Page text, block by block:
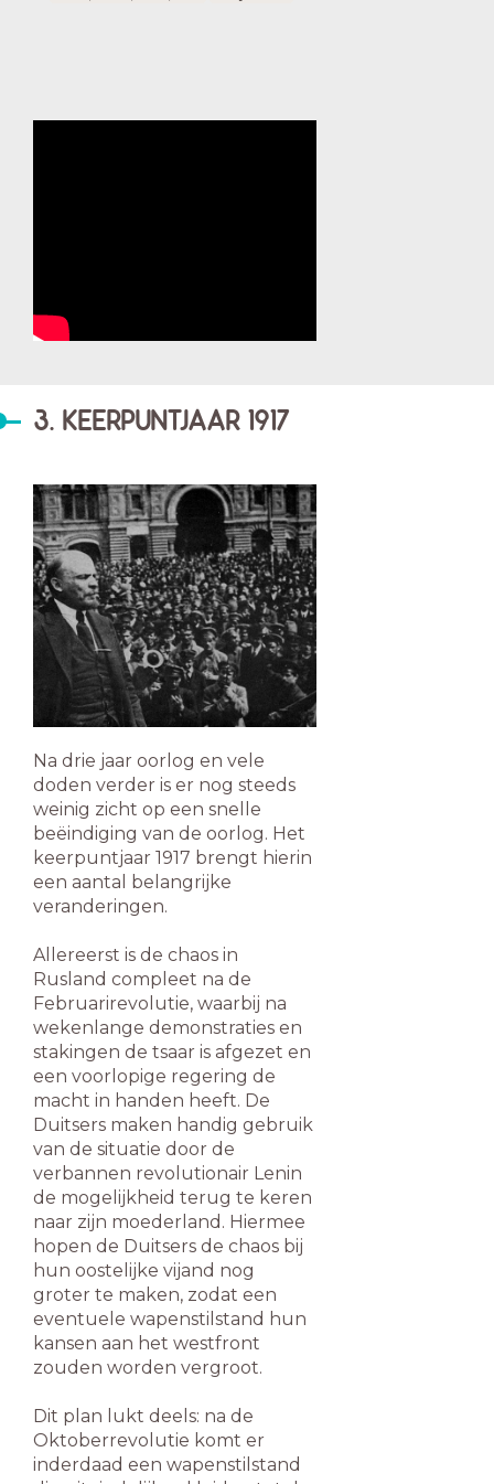
3. KEERPUNTJAAR 1917
Na drie jaar oorlog en vele
doden verder is er nog steeds
weinig zicht op een snelle
beëindiging van de oorlog. Het
keerpuntjaar 1917 brengt hierin
een aantal belangrijke
veranderingen.
Allereerst is de chaos in
Rusland compleet na de
Februarirevolutie, waarbij na
wekenlange demonstraties en
stakingen de tsaar is afgezet en
een voorlopige regering de
macht in handen heeft. De
Duitsers maken handig gebruik
van de situatie door de
verbannen revolutionair Lenin
de mogelijkheid terug te keren
naar zijn moederland. Hiermee
hopen de Duitsers de chaos bij
hun oostelijke vijand nog
groter te maken, zodat een
eventuele wapenstilstand hun
kansen aan het westfront
zouden worden vergroot.
Dit plan lukt deels: na de
Oktoberrevolutie komt er
inderdaad een wapenstilstand